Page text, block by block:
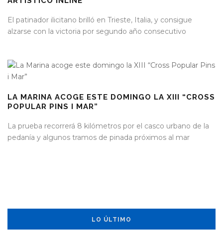
El patinador ilicitano brilló en Trieste, Italia, y consigue
alzarse con la victoria por segundo año consecutivo
LA MARINA ACOGE ESTE DOMINGO LA XIII “CROSS
POPULAR PINS I MAR”
La prueba recorrerá 8 kilómetros por el casco urbano de la
pedanía y algunos tramos de pinada próximos al mar
LO ÚLTIMO